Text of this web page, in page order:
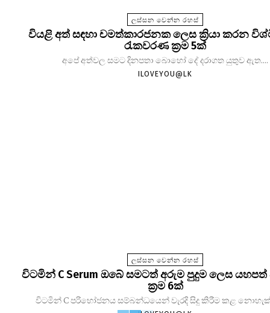
ලස්සන වෙන්න රහස්
වියළි අත් සඳහා චමත්කාරජනක ලෙස ක්‍රියා කරන
රැකවරණ ක්‍රම 5ක්
අපේ අත්වල සමට දිනපතා බොහෝ දේ දරාගත යුතුව ඇත....
ILOVEYOU@LK
ලස්සන වෙන්න රහස්
විටමින් C Serum ඔබේ සමටත් අරුම පුදුම ලෙස යහපත්
ක්‍රම 6ක්
විටමින් C පරිභෝජනය සම්බන්ධයෙන් වැරදි සිදු කිරීම කළ